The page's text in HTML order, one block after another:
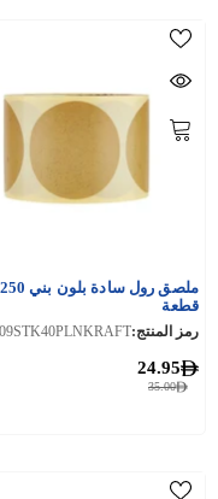
ملصق رول سادة بلون بني 250
قطعة
رمز المنتج:09STK40PLNKRAFT
35.00
24.95